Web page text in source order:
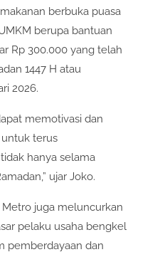
berbuka puasa
berupa bantuan
Rp 300.000 yang telah
1447 H atau
2026.
memotivasi dan
terus
hanya selama
ujar Joko.
Metro juga meluncurkan
pelaku usaha bengkel
pemberdayaan dan